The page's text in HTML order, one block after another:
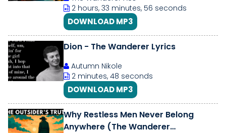
2 hours, 33 minutes, 56 seconds
DOWNLOAD MP3
Dion - The Wanderer Lyrics
Autumn Nikole
2 minutes, 48 seconds
DOWNLOAD MP3
Why Restless Men Never Belong
Anywhere (The Wanderer